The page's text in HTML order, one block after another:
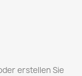
erstellen Sie